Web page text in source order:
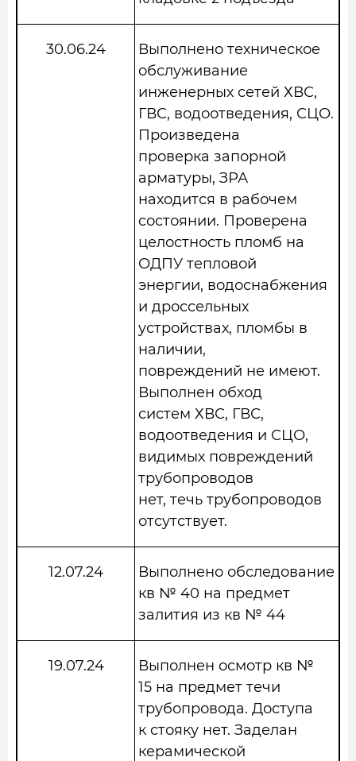
30.06.24
Выполнено техническое
обслуживание
инженерных сетей ХВС,
ГВС, водоотведения, СЦО.
Произведена
проверка запорной
арматуры, ЗРА
находится в рабочем
состоянии. Проверена
целостность пломб на
ОДПУ тепловой
энергии, водоснабжения
и дроссельных
устройствах, пломбы в
наличии,
повреждений не имеют.
Выполнен обход
систем ХВС, ГВС,
водоотведения и СЦО,
видимых повреждений
трубопроводов
нет, течь трубопроводов
отсутствует.
12.07.24
Выполнено обследование
кв № 40 на предмет
залития из кв № 44
19.07.24
Выполнен осмотр кв №
15 на предмет течи
трубопровода. Доступа
к стояку нет. Заделан
керамической